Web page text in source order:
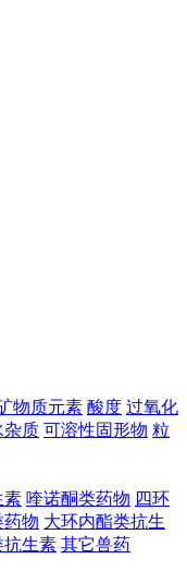
物质元素 酸度 过氧化
杂质 可溶性固形物 粒
素 喹诺酮类药物 四环
药物 大环内酯类抗生
抗生素 其它兽药